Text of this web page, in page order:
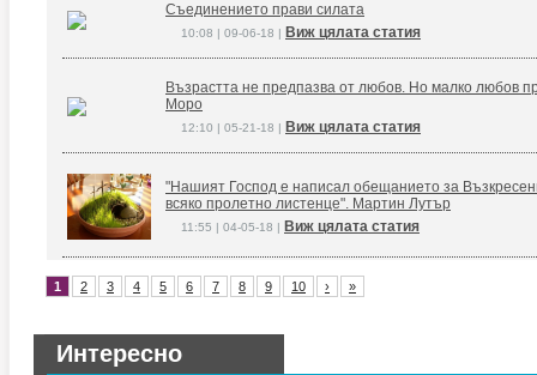
Съединението прави силата
10:08 | 09-06-18 | Виж цялата статия
Възрастта не предпазва от любов. Но малко любов
Моро
12:10 | 05-21-18 | Виж цялата статия
"Нашият Господ е написал обещанието за
всяко пролетно листенце". Мартин Лутър
11:55 | 04-05-18 | Виж цялата статия
1 2 3 4 5 6 7 8 9 10 › »
Интересно